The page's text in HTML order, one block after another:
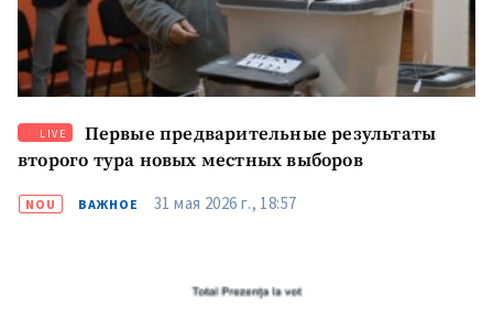
LIVE
Первые предварительные результаты
второго тура новых местных выборов
NOU ВАЖНОЕ 31 мая 2026 г., 18:57